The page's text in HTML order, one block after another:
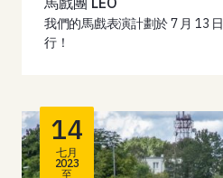
我們的馬戲表演計劃於 7 月 13
行！
14
七月
2023
至